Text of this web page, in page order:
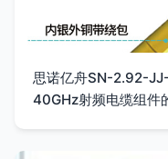
思诺亿舟SN-2.92-
40GHz射频电缆组件